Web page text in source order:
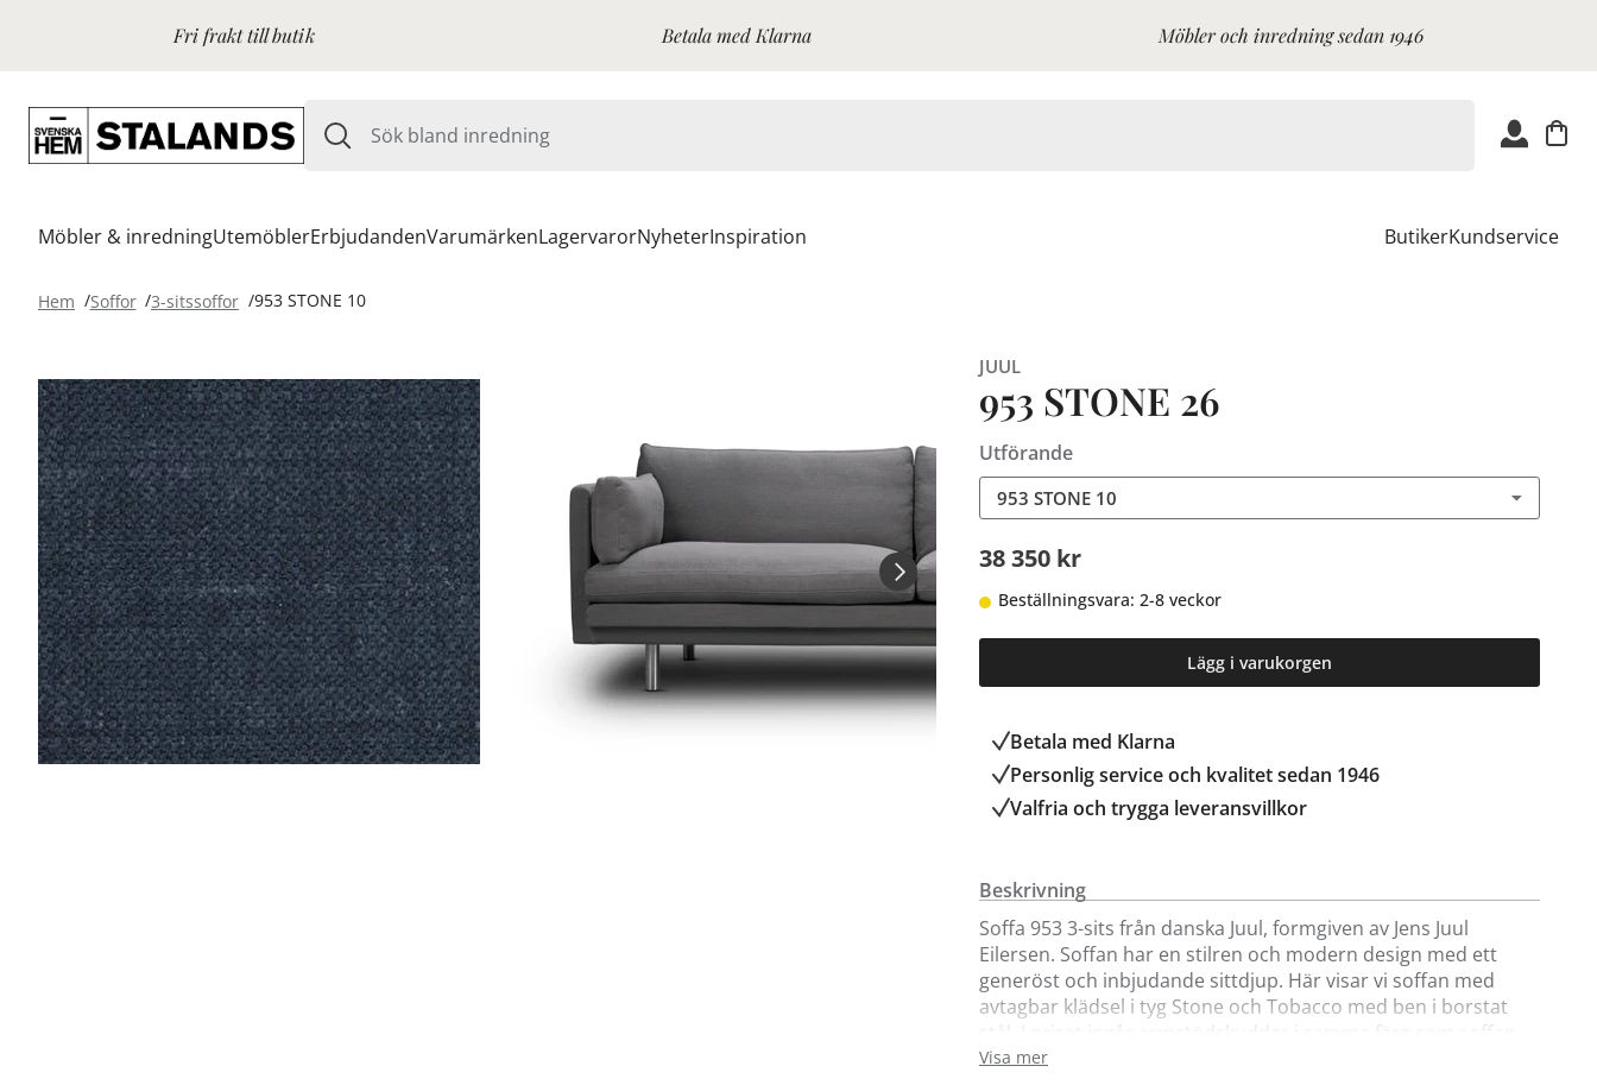
Fri frakt till butik Betala med Klarna Möbler och inredning sedan 1946
Möbler & inredningUtemöblerErbjudandenVarumärkenLagervarorNyheterInspiration ButikerKundservice
Hem Soffor 3-sitssoffor 953 STONE 10
JUUL
953 STONE 26
Utförande
953 STONE 10
38 350 kr
Beställningsvara: 2-8 veckor
Lägg i varukorgen
Betala med Klarna
Personlig service och kvalitet sedan 1946
Valfria och trygga leveransvillkor
Beskrivning
Soffa 953 3-sits från danska Juul, formgiven av Jens Juul
Eilersen. Soffan har en stilren och modern design med ett
generöst och inbjudande sittdjup. Här visar vi soffan med
avtagbar klädsel i tyg Stone och Tobacco med ben i borstat
stål. I priset ingår armstödskuddar i samma färg som soffan.
För fler utföranden, tyger och färger besök någon av våra
Visa mer